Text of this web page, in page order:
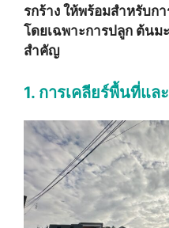
รกร้าง ให้พร้อมสำหรับก
โดยเฉพาะการปลูก ต้นม
สำคัญ
1. การเคลียร์พื้นที่แล